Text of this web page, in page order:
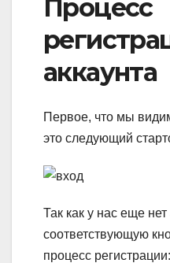
Процесс
аккаунта
Первое, что мы
это следующий
Так как у нас еще
соответствующую
процесс регистрации: